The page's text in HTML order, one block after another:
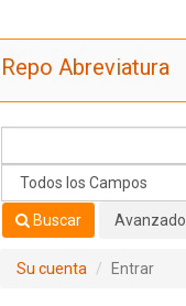
Repo Abreviatura
Buscar Avanzado
Su cuenta Entrar